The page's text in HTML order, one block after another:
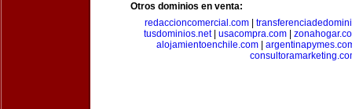
Otros dominios en venta:
redaccioncomercial.com
tusdominios.net| usacompra.com|
alojamientoenchile.com